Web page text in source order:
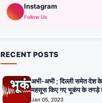
Instagram
Follow Us
RECENT POSTS
अभी-अभी ; दिल्ली समेत देश के
महसूस किए गए भूकंप के
घरों से बाहर निकले लोग
Jan 05, 2023